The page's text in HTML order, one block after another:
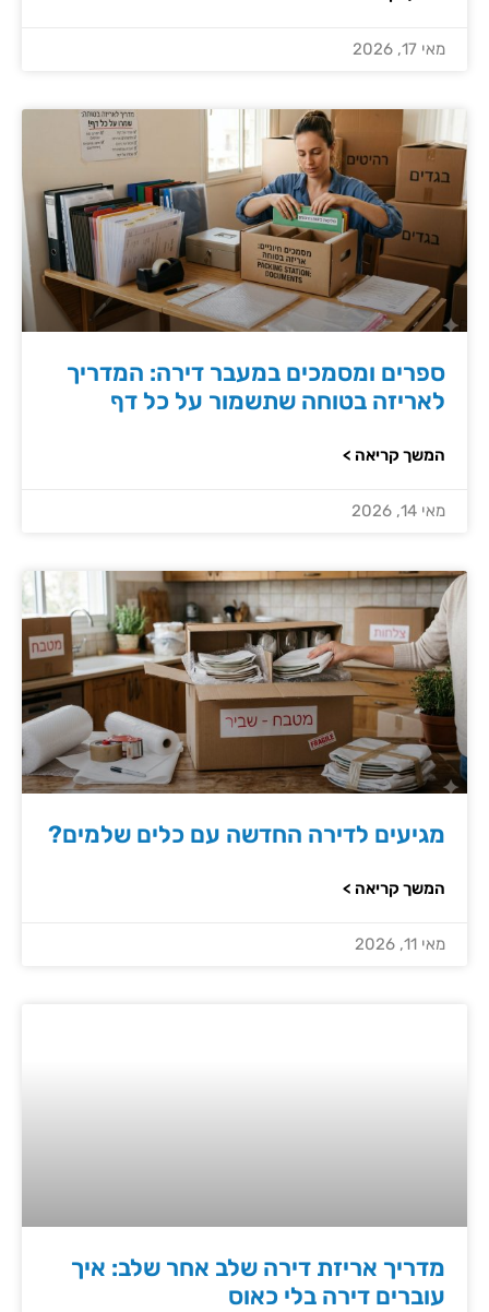
מאי 17, 2026
ספרים ומסמכים במעבר דירה: המדריך
לאריזה בטוחה שתשמור על כל דף
המשך קריאה >
מאי 14, 2026
מגיעים לדירה החדשה עם כלים שלמים?
המשך קריאה >
מאי 11, 2026
מדריך אריזת דירה שלב אחר שלב: איך
עוברים דירה בלי כאוס